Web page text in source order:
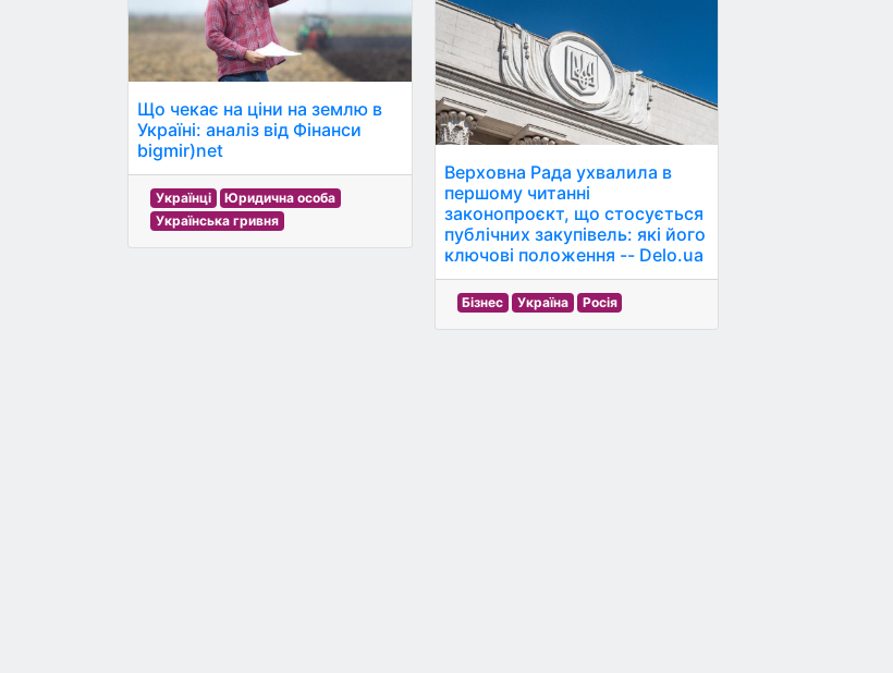
Що чекає на ціни на землю в
Україні: аналіз від Фінанси
bigmir)net
Українці
Юридична особа
Українська гривня
Верховна Рада ухвалила в
першому читанні
законопроєкт, що стосується
публічних закупівель: які його
ключові положення -- Delo.ua
Бізнес Україна Росія